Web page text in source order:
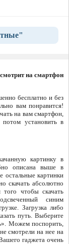
на смартфон
бесплатно и без
вам понравится!
на вам смартфон,
установить в
картинку в
описана выше в
остальные картинки
скачать абсолютно
чтобы скачать
синим
Загрузка либо
путь. Выберите
Можем поспорить,
смотрели на нее на
гаджета очень